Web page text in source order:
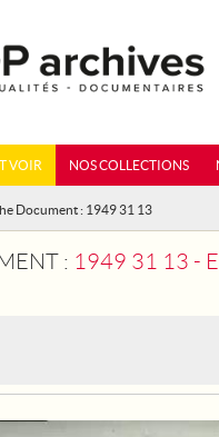
VOIR NOS COLLECTIONS
Document : 1949 31 13
: 1949 31 13 -